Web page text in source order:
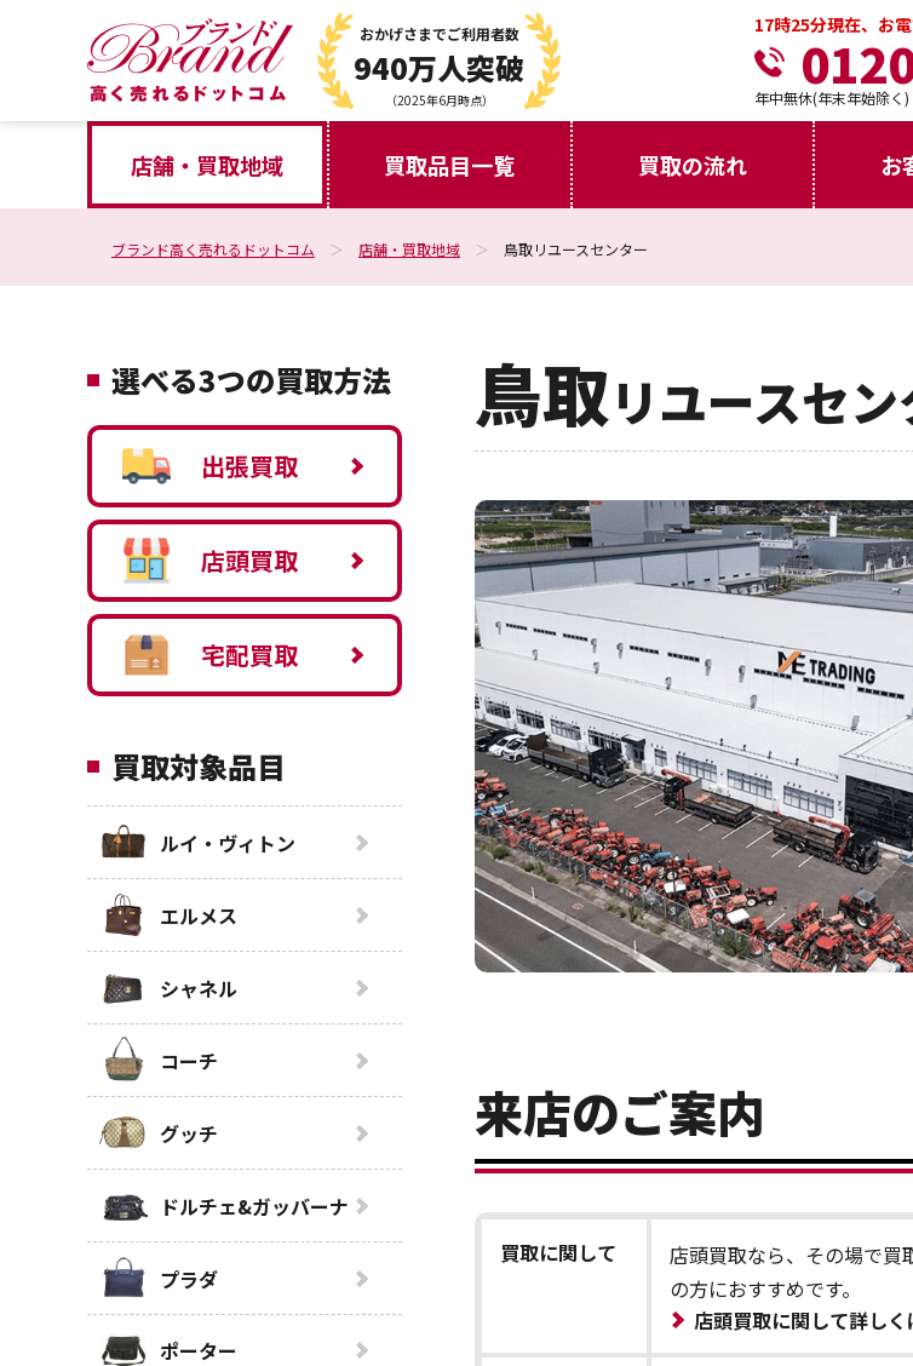
おかげさまでご利用者数
940万人突破
（2025年6月時点）
17時25分現在、お
年中無休(年末年始除く
店舗・買取地域 買取品目一覧 買取の流れ お
ブランド高く売れるドットコム 店舗・買取地域 鳥取リユースセンター
鳥取リユースセン
来店のご案内
買取に関して
店頭買取なら、その場で買
の方におすすめです。
店頭買取に関して詳しく
選べる3つの買取方法
出張買取
店頭買取
宅配買取
買取対象品目
ルイ・ヴィトン
エルメス
シャネル
コーチ
グッチ
ドルチェ&ガッバーナ
プラダ
ポーター